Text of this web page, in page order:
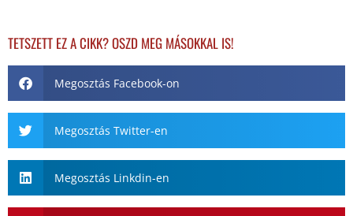
TETSZETT EZ A CIKK? OSZD MEG MÁSOKKAL IS!
Megosztás Facebook-on
Megosztás Twitter-en
Megosztás Linkdin-en